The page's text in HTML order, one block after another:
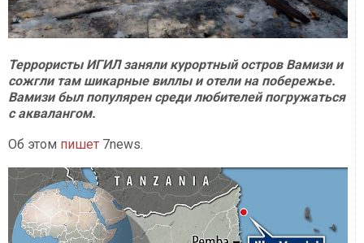
Террористы ИГИЛ заняли курортный остров Вамизи и
сожгли там шикарные виллы и отели на побережье.
Вамизи был популярен среди любителей погружаться
с аквалангом.
Об этом пишет 7news.